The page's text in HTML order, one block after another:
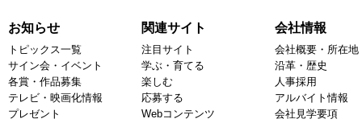
お知らせ
トピックス一覧
サイン会・イベント
各賞・作品募集
テレビ・映画化情報
プレゼント
関連サイト
注目サイト
学ぶ・育てる
楽しむ
応募する
Webコンテンツ
会社情報
会社概要・所在地
沿革・歴史
人事採用
アルバイト情報
会社見学要項